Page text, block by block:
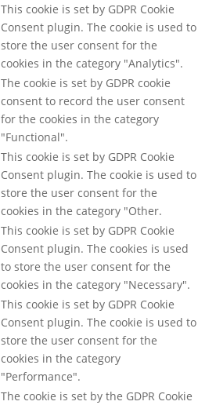
This cookie is set by GDPR Cookie
Consent plugin. The cookie is used to
store the user consent for the
cookies in the category "Analytics".
The cookie is set by GDPR cookie
consent to record the user consent
for the cookies in the category
"Functional".
This cookie is set by GDPR Cookie
Consent plugin. The cookie is used to
store the user consent for the
cookies in the category "Other.
This cookie is set by GDPR Cookie
Consent plugin. The cookies is used
to store the user consent for the
cookies in the category "Necessary".
This cookie is set by GDPR Cookie
Consent plugin. The cookie is used to
store the user consent for the
cookies in the category
"Performance".
The cookie is set by the GDPR Cookie